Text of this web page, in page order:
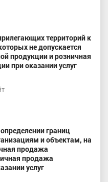
территорий к
не допускается
продукции и розничная
при оказании услуг
границ
и объектам, на
продажа
продажа
услуг